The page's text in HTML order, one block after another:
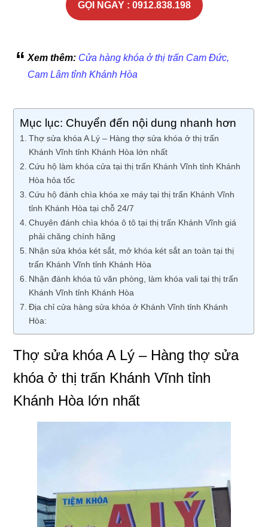
GỌI NGAY : 0912.838.198
Xem thêm: Cửa hàng khóa ở thị trấn Cam Đức,
Cam Lâm tỉnh Khánh Hòa
Mục lục: Chuyển đến nội dung nhanh hơn
Thợ sửa khóa A Lý – Hàng thợ sửa khóa ở thị trấn
Khánh Vĩnh tỉnh Khánh Hòa lớn nhất
Cứu hộ làm khóa cửa tại thị trấn Khánh Vĩnh tỉnh Khánh
Hòa hỏa tốc
Cứu hộ đánh chìa khóa xe máy tại thị trấn Khánh Vĩnh
tỉnh Khánh Hòa tại chỗ 24/7
Chuyên đánh chìa khóa ô tô tại thị trấn Khánh Vĩnh giá
phải chăng chính hãng
Nhận sửa khóa két sắt, mở khóa két sắt an toàn tại thị
trấn Khánh Vĩnh tỉnh Khánh Hòa
Nhận đánh khóa tủ văn phòng, làm khóa vali tại thị trấn
Khánh Vĩnh tỉnh Khánh Hòa
Địa chỉ cửa hàng sửa khóa ở Khánh Vĩnh tỉnh Khánh
Hòa:
Thợ sửa khóa A Lý – Hàng thợ sửa
khóa ở thị trấn Khánh Vĩnh tỉnh
Khánh Hòa lớn nhất